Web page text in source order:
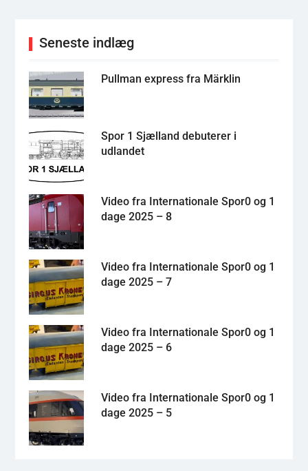
Seneste indlæg
Pullman express fra Märklin
Spor 1 Sjælland debuterer i
udlandet
Video fra Internationale Spor0 og 1
dage 2025 – 8
Video fra Internationale Spor0 og 1
dage 2025 – 7
Video fra Internationale Spor0 og 1
dage 2025 – 6
Video fra Internationale Spor0 og 1
dage 2025 – 5